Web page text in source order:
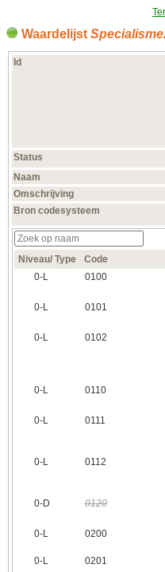
Waardelijst
Id
Status
Naam
Omschrijving
Bron codesysteem
Niveau/ Type Code
0‑L
0100
0‑L 0101
0‑L 0102
0‑L 0110
0‑L 0111
0‑L 0112
0‑D 0120
0‑L 0200
0‑L 0201